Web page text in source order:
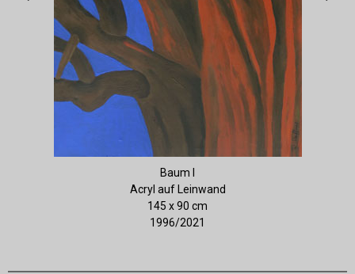
Baum I
Acryl auf Leinwand
145 x 90 cm
1996/2021